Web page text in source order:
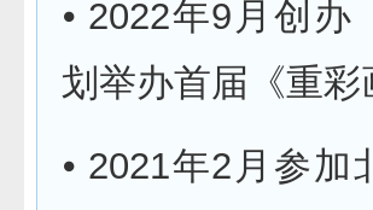
⦁ 2022年9月创
划举办首届《重
⦁ 2021年2月参